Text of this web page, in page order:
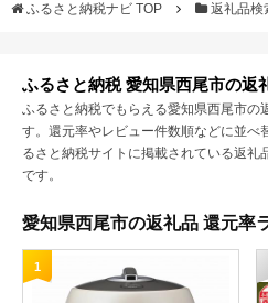
ふるさと納税ナビ TOP 返礼品検
ふるさと納税 愛知県西尾市の返
ふるさと納税でもらえる愛知県西尾市の
す。還元率やレビュー件数順などに並べ
るさと納税サイトに掲載されている返礼
です。
愛知県西尾市の返礼品 還元率
1